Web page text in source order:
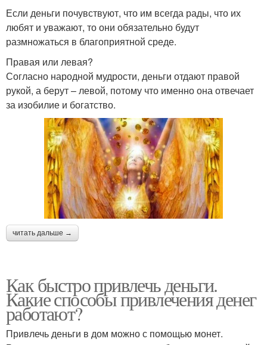
Если деньги почувствуют, что им всегда рады, что их
любят и уважают, то они обязательно будут
размножаться в благоприятной среде.
Правая или левая?
Согласно народной мудрости, деньги отдают правой
рукой, а берут – левой, потому что именно она отвечает
за изобилие и богатство.
читать дальше →
Как быстро привлечь деньги.
Какие способы привлечения денег
работают?
Привлечь деньги в дом можно с помощью монет.